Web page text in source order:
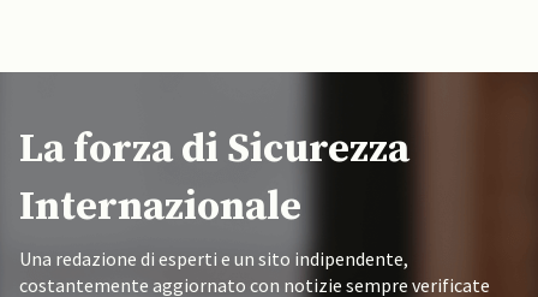
La forza di Sicurezza
Internazionale
Una redazione di esperti e un sito indipendente,
costantemente aggiornato con notizie sempre verificate